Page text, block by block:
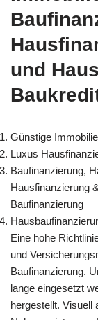
und
Günstige
Luxus
Baufinanzierung,
Hausfinanzierung
Baufinanzierung
Eine hohe
und
Baufinanzierung.
lange eingesetzt
hergestellt. Visuell